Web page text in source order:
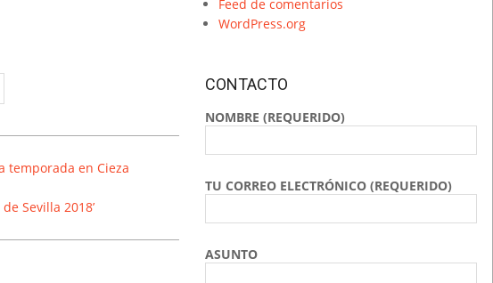
temporada en Cieza
Sevilla 2018’
Feed de comentarios
WordPress.org
CONTACTO
NOMBRE (REQUERIDO)
TU CORREO ELECTRÓNICO (REQUERIDO)
ASUNTO